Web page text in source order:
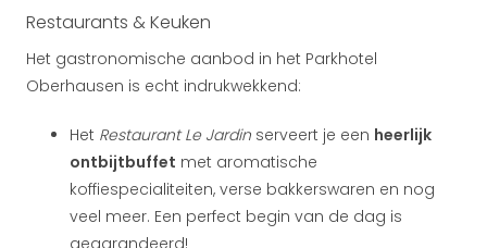
Restaurants & Keuken
Het gastronomische aanbod in het Parkhotel
Oberhausen is echt indrukwekkend:
Het Restaurant Le Jardin serveert je een heerlijk
ontbijtbuffet met aromatische
koffiespecialiteiten, verse bakkerswaren en nog
veel meer. Een perfect begin van de dag is
gegarandeerd!